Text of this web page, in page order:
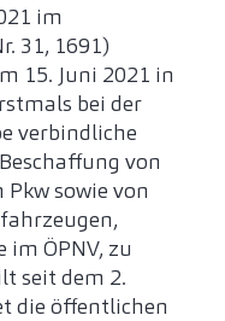
im
31, 1691)
15. Juni 2021 in
bei der
verbindliche
von
sowie von
im ÖPNV, zu
seit dem 2.
die öffentlichen